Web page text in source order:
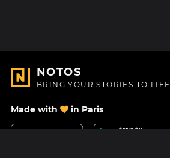
NOTOS
BRING YOUR STORIES TO LIFE
Made with in Paris